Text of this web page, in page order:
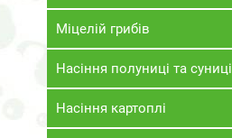
Міцелій грибів
Насіння полуниці та суниці
Насіння картоплі